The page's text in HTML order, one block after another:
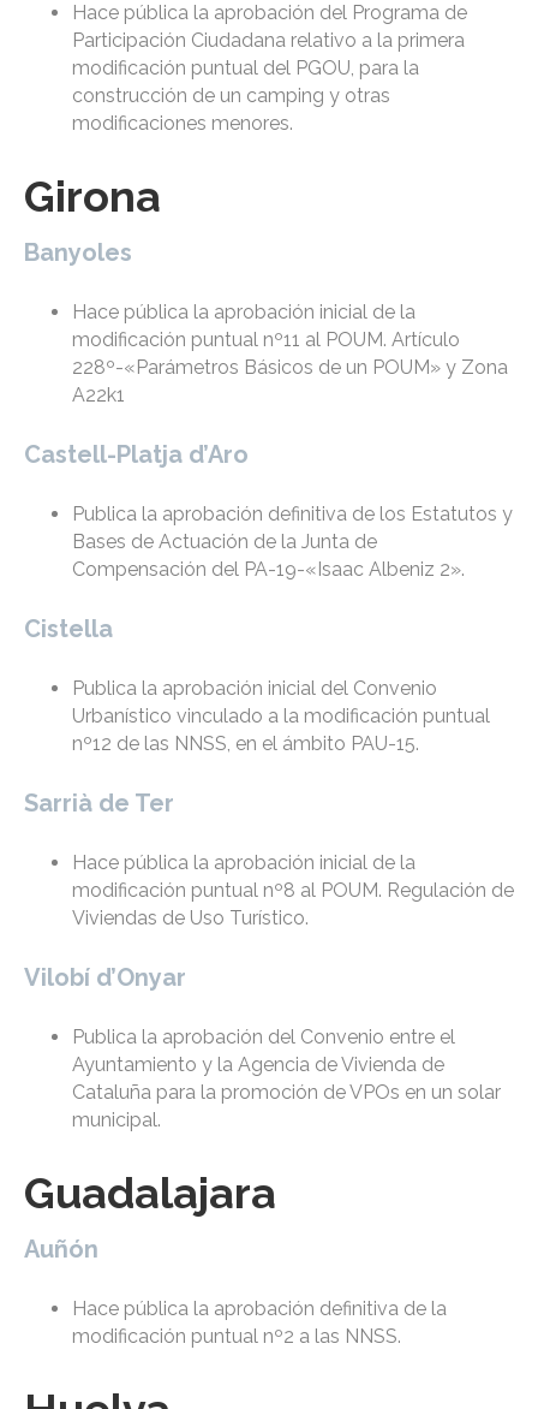
Hace pública la aprobación del Programa de
Participación Ciudadana relativo a la primera
modificación puntual del PGOU, para la
construcción de un camping y otras
modificaciones menores.
Girona
Banyoles
Hace pública la aprobación inicial de la
modificación puntual nº11 al POUM. Artículo
228º-«Parámetros Básicos de un POUM» y Zona
A22k1
Castell-Platja d’Aro
Publica la aprobación definitiva de los Estatutos y
Bases de Actuación de la Junta de
Compensación del PA-19-«Isaac Albeniz 2».
Cistella
Publica la aprobación inicial del Convenio
Urbanístico vinculado a la modificación puntual
nº12 de las NNSS, en el ámbito PAU-15.
Sarrià de Ter
Hace pública la aprobación inicial de la
modificación puntual nº8 al POUM. Regulación de
Viviendas de Uso Turístico.
Vilobí d’Onyar
Publica la aprobación del Convenio entre el
Ayuntamiento y la Agencia de Vivienda de
Cataluña para la promoción de VPOs en un solar
municipal.
Guadalajara
Auñón
Hace pública la aprobación definitiva de la
modificación puntual nº2 a las NNSS.